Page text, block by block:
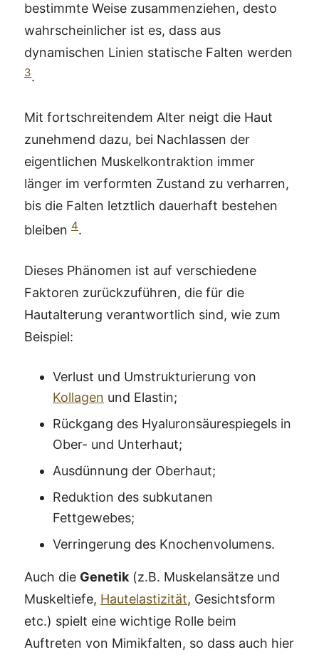
bestimmte Weise zusammenziehen, desto
wahrscheinlicher ist es, dass aus
dynamischen Linien statische Falten werden
3.
Mit fortschreitendem Alter neigt die Haut
zunehmend dazu, bei Nachlassen der
eigentlichen Muskelkontraktion immer
länger im verformten Zustand zu verharren,
bis die Falten letztlich dauerhaft bestehen
bleiben 4.
Dieses Phänomen ist auf verschiedene
Faktoren zurückzuführen, die für die
Hautalterung verantwortlich sind, wie zum
Beispiel:
Verlust und Umstrukturierung von
Kollagen und Elastin;
Rückgang des Hyaluronsäurespiegels in
Ober- und Unterhaut;
Ausdünnung der Oberhaut;
Reduktion des subkutanen
Fettgewebes;
Verringerung des Knochenvolumens.
Auch die Genetik(z.B. Muskelansätze und
Muskeltiefe, Hautelastizität, Gesichtsform
etc.) spielt eine wichtige Rolle beim
Auftreten von Mimikfalten, so dass auch hier